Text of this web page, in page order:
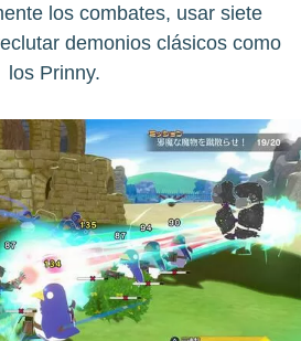
los combates, usar siete
demonios clásicos como
los Prinny.